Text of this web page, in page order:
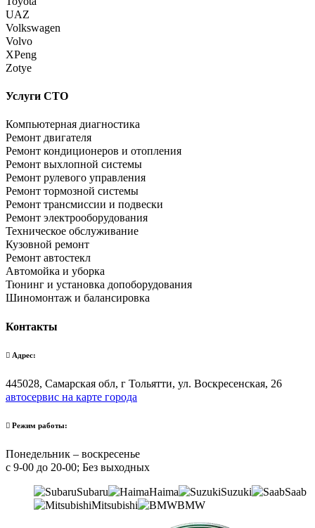
UAZ
Volkswagen
Volvo
XPeng
Zotye
Услуги СТО
Компьютерная диагностика
Ремонт двигателя
Ремонт кондиционеров и отопления
Ремонт выхлопной системы
Ремонт рулевого управления
Ремонт тормозной системы
Ремонт трансмиссии и подвески
Ремонт электрооборудования
Техническое обслуживание
Кузовной ремонт
Ремонт автостекл
Автомойка и уборка
Тюнинг и установка допоборудования
Шиномонтаж и балансировка
Контакты
Адрес:
445028, Самарская обл, г Тольятти, ул. Воскресенская, 26
автосервис на карте города
Режим работы:
Понедельник – воскресенье
с 9-00 до 20-00; Без выходных
Subaru Haima Suzuki
Saab
Mitsubishi
BMW